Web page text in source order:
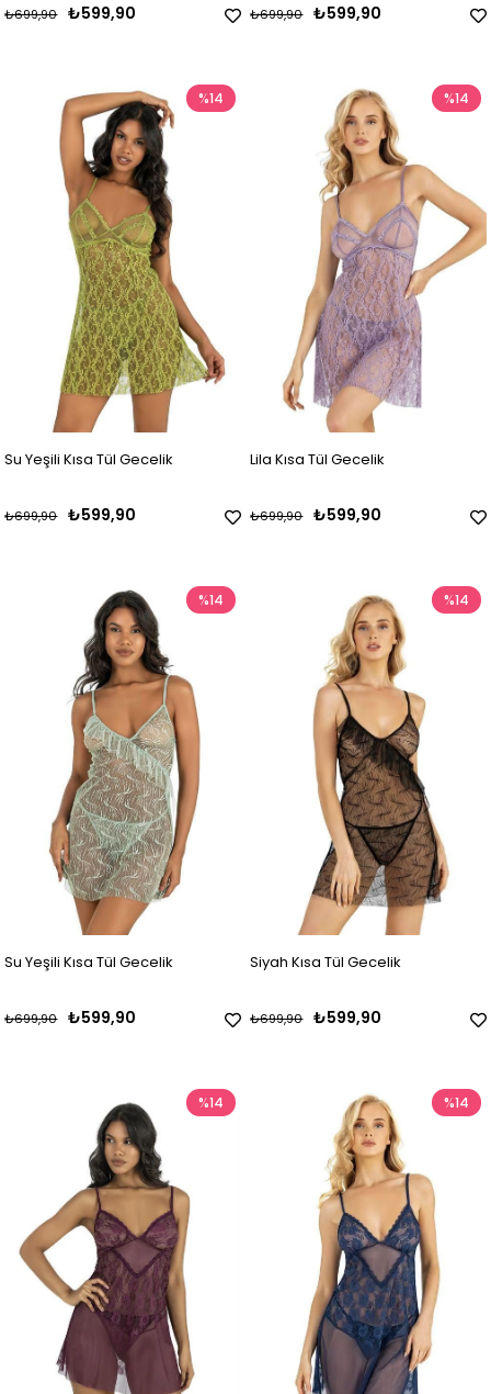
₺599,90
₺699,90 ₺599,90
₺699,90
Su Yeşili Kısa Tül Gecelik
₺599,90
₺699,90
%14
Lila Kısa Tül Gecelik
₺599,90
₺699,90
%14
Su Yeşili Kısa Tül Gecelik
₺599,90
₺699,90
%14
Siyah Kısa Tül Gecelik
₺599,90
₺699,90
%14
%14 %14